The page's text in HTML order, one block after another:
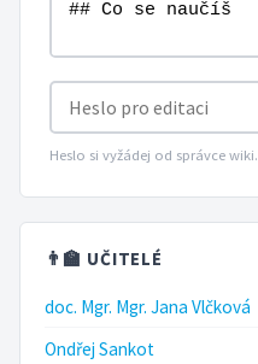
Heslo si vyžádej od správce wiki.
👨‍🏫 UČITELÉ
doc. Mgr. Mgr. Jana Vlčková
Ondřej Sankot